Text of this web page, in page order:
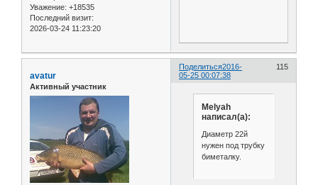
Уважение: +18535
Последний визит:
2026-03-24 11:23:20
Поделиться 115
2016-
05-25 00:07:38
avatur
Активный участник
Melyah
написал(а):
Диаметр 22й
нужен под трубку
биметалку.